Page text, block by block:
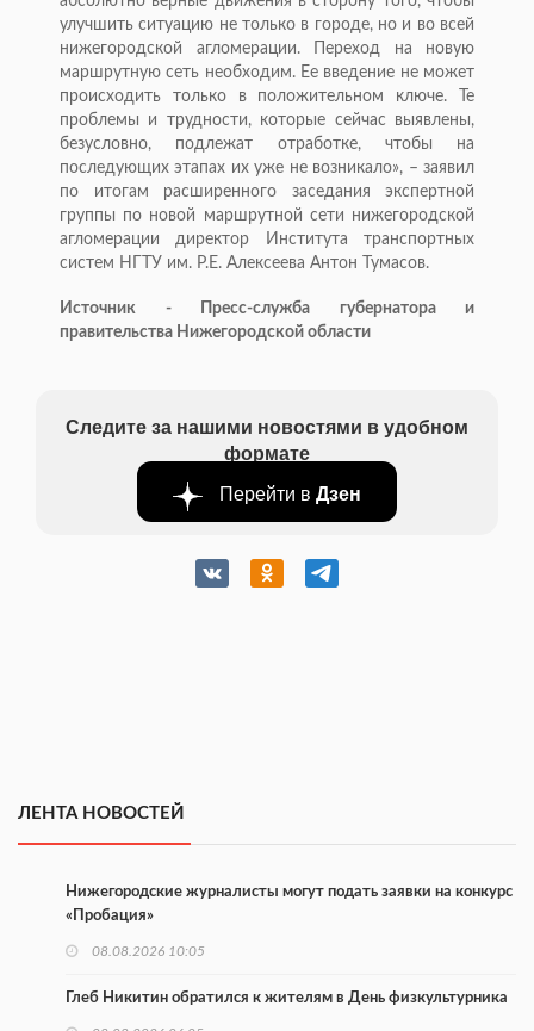
улучшить ситуацию не только в городе, но и во всей
нижегородской агломерации. Переход на новую
маршрутную сеть необходим. Ее введение не может
происходить только в положительном ключе. Те
проблемы и трудности, которые сейчас выявлены,
безусловно, подлежат отработке, чтобы на
последующих этапах их уже не возникало», – заявил
по итогам расширенного заседания экспертной
группы по новой маршрутной сети нижегородской
агломерации директор Института транспортных
систем НГТУ им. Р.Е. Алексеева Антон Тумасов.
Источник - Пресс-служба губернатора и
правительства Нижегородской области
Следите за нашими новостями в удобном
формате
Перейти в Дзен
ЛЕНТА НОВОСТЕЙ
Нижегородские журналисты могут подать заявки на конкурс
«Пробация»
08.08.2026 10:05
Глеб Никитин обратился к жителям в День физкультурника